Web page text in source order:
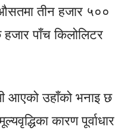
तीन हजार ५००
पाँच किलोलिटर
आएको उहाँको भनाइ छ
कारण पूर्वाधार